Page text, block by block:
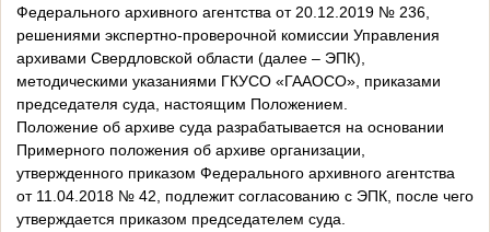
Федерального архивного агентства от 20.12.2019 № 236,
решениями экспертно-проверочной комиссии Управления
архивами Свердловской области (далее – ЭПК),
методическими указаниями ГКУСО «ГААОСО», приказами
председателя суда, настоящим Положением.
Положение об архиве суда разрабатывается на основании
Примерного положения об архиве организации,
утвержденного приказом Федерального архивного агентства
от 11.04.2018 № 42, подлежит согласованию с ЭПК, после чего
утверждается приказом председателем суда.